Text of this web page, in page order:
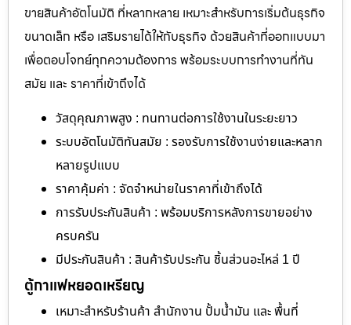
ขายสินค้าอัตโนมัติ ที่หลากหลาย เหมาะสำหรับการเริ่มต้นธุรกิจ
ขนาดเล็ก หรือ เสริมรายได้ให้กับธุรกิจ ด้วยสินค้าที่ออกแบบมา
เพื่อตอบโจทย์ทุกความต้องการ พร้อมระบบการทำงานที่ทัน
สมัย และ ราคาที่เข้าถึงได้
วัสดุคุณภาพสูง : ทนทานต่อการใช้งานในระยะยาว
ระบบอัตโนมัติทันสมัย : รองรับการใช้งานง่ายและหลาก
หลายรูปแบบ
ราคาคุ้มค่า : จัดจำหน่ายในราคาที่เข้าถึงได้
การรับประกันสินค้า : พร้อมบริการหลังการขายอย่าง
ครบครัน
มีประกันสินค้า : สินค้ารับประกัน ชิ้นส่วนอะไหล่ 1 ปี
ตู้กาแฟหยอดเหรียญ
เหมาะสำหรับร้านค้า สำนักงาน ปั้มน้ำมัน และ พื้นที่